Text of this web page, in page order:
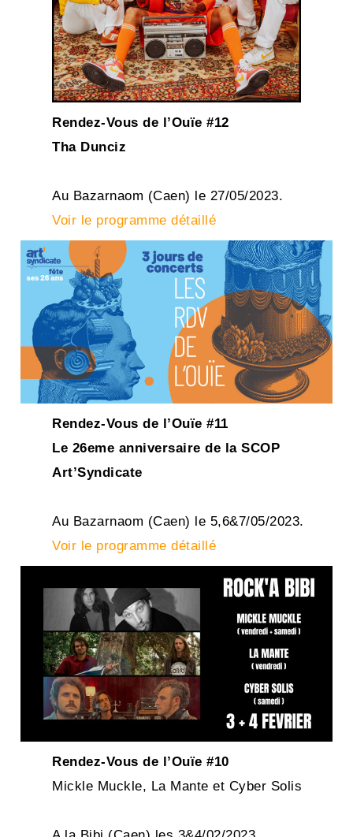
Rendez-Vous de l’Ouïe #12
Tha Dunciz
Au Bazarnaom (Caen) le 27/05/2023.
Voir le programme détaillé
Rendez-Vous de l’Ouïe #11
Le 26eme anniversaire de la SCOP
Art’Syndicate
Au Bazarnaom (Caen) le 5,6&7/05/2023.
Voir le programme détaillé
Rendez-Vous de l’Ouïe #10
Mickle Muckle, La Mante et Cyber Solis